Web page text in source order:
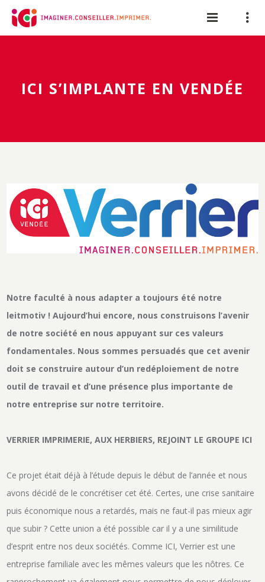
ICI S’IMPLANTE EN VENDÉE
Notre faculté à nous adapter a toujours été notre
leitmotiv ! Aujourd’hui encore, nous construisons l’avenir
de notre société en nous appuyant sur ces valeurs
fondamentales. Nous sommes persuadés que cet avenir
doit se construire autour d’un redéploiement de notre
outil de travail et d’une présence plus importante de
notre entreprise sur notre territoire.
VERRIER IMPRIMERIE, AUX HERBIERS, REJOINT LE GROUPE ICI
Ce projet était déjà à l’étude depuis le début de l’année et nous
avons décidé de le concrétiser cet été. Certes, une crise sanitaire
puis économique nous a retardés, mais ne faut-il pas mieux agir
que subir ? Cette union a été possible car il y a une similitude
d’esprit entre nos deux sociétés. Comme ICI, Verrier est une
entreprise familiale avec les mêmes valeurs que les nôtres. Ce
Panneau de gestion des cookies